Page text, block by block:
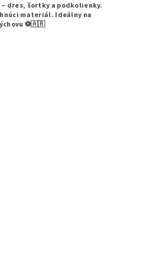
– dres, šortky a podkolienky.
materiál. Ideálny na
⚽🇦🇷